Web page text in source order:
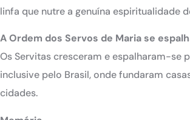
linfa que nutre a genuína espiritualidade
A Ordem dos Servos de Maria se
Os Servitas cresceram e espalharam-se
inclusive pelo Brasil, onde fundaram
cidades.